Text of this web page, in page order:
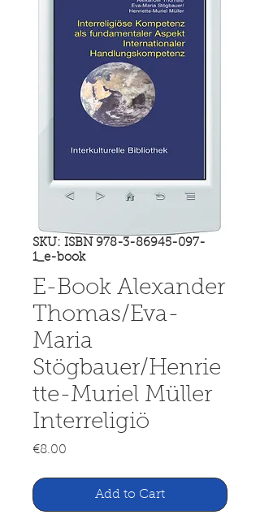
SKU: ISBN 978-3-86945-097-
1_e-book
E-Book Alexander
Thomas/Eva-
Maria
Stögbauer/Henrie
tte-Muriel Müller
Interreligiö
€8.00
Add to Cart